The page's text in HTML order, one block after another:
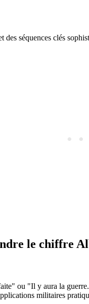
séquences clés
le chiffre
ou "Il y aura la
militaires